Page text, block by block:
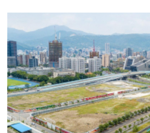
志大遊行2025這次主題為何？又有哪些政治人
參與？《今周刊》本文彙整完整報導，帶讀者